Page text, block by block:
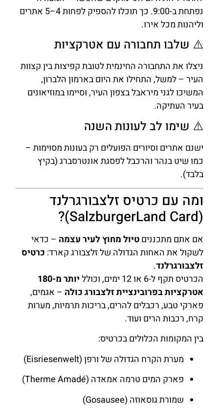
נפתחת ב-9:00. כך תוכלו להספיק לפחות 4–5 אתרים
וליהנות מכל אירו.
⚠️ שלבו תחבורה עם אטרקציות
ניצלו את התחבורה החינמית לטובת קפיצות בין קצוות
העיר – למשל, התחילו את היום בארמון הלברון,
המשיכו לגני מיראבל בצפון העיר, וסיימו במוזיאונים
בעיר העתיקה.
⚠️ שימו לב לעונות השנה
ישנם אתרים וסיורים הפועלים רק בעונות מסוימות –
כמו שיט בנהר והרכבל לפסגת אונטרסברג (בקיץ
בלבד).
ומה עם כרטיס זלצבורגרלנד
(SalzburgerLand Card)?
אם אתם מתכנניםטיול מחוץ לעיר עצמה – כדאי
לשקול את האחות הגדולה של זלצבורג קארד: כרטיס
זלצבורגרלנד.
הכרטיס תקף ל-6 או 12 ימים, וכולל
יותר מ-180
אטרקציות בפרובינציית זלצבורג כולה – אגמים,
פארקי טבע, רכבלים להרים, בריכות תרמיות, מערות
קרח, רכבות הרים ועוד.
בין המקומות הכלולים בכרטיס:
מערת הקרח הגדולה של ורפן (Eisriesenwelt)
פארק המים טרמה אמאדה (Therme Amadé)
שמורת גוסאוזה (Gosausee)